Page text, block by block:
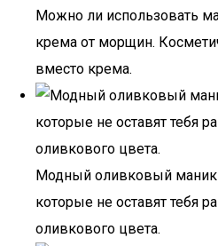
Можно ли использовать
крема от морщин.
вместо крема.
Модный оливковый
которые не оставят тебя
оливкового цвета.